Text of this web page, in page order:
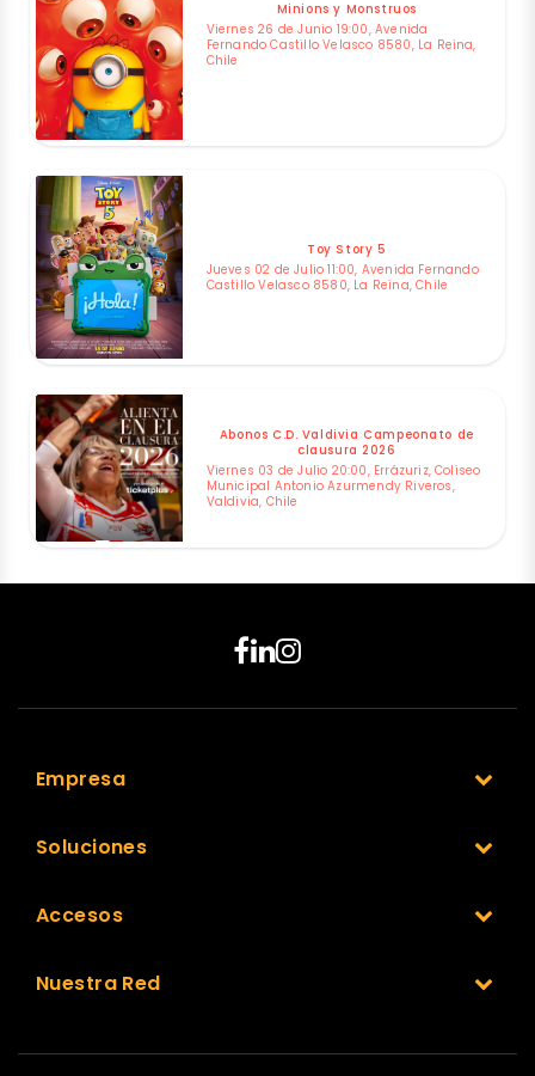
Minions y Monstruos
Viernes 26 de Junio 19:00, Avenida
Fernando Castillo Velasco 8580, La Reina,
Chile
Toy Story 5
Jueves 02 de Julio 11:00, Avenida Fernando
Castillo Velasco 8580, La Reina, Chile
Abonos C.D. Valdivia Campeonato de
clausura 2026
Viernes 03 de Julio 20:00, Errázuriz, Coliseo
Municipal Antonio Azurmendy Riveros,
Valdivia, Chile
Empresa
Soluciones
Accesos
Nuestra Red